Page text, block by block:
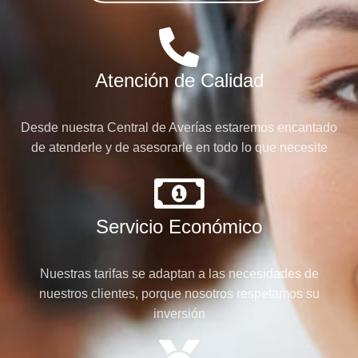
Atención de Calidad
Desde nuestra Central de Averías estaremos encantado
de atenderle y de asesorarle en todo lo que necesite
Servicio Económico
Nuestras tarifas se adaptan a las necesidades de
nuestros clientes, porque nosotros respetamos su
inversión